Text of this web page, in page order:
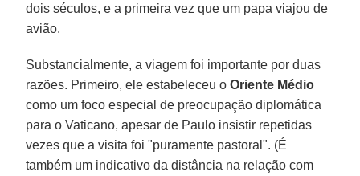
dois séculos, e a primeira vez que um papa viajou de
avião.
Substancialmente, a viagem foi importante por duas
razões. Primeiro, ele estabeleceu oOriente Médio
como um foco especial de preocupação diplomática
para o Vaticano, apesar de Paulo insistir repetidas
vezes que a visita foi "puramente pastoral". (É
também um indicativo da distância na relação com